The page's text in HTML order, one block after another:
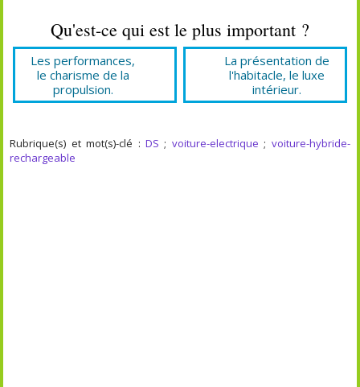
Qu'est-ce qui est le plus important ?
Les performances,
le charisme de la
propulsion.
La présentation de
l'habitacle, le luxe
intérieur.
Rubrique(s) et mot(s)-clé : DS ; voiture-electrique ; voiture-hybride-
rechargeable